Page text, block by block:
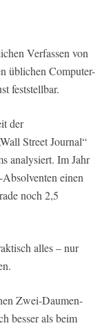
Verfassen von
üblichen Computer-
feststellbar.
der
Street Journal“
analysiert. Im Jahr
einen
noch 2,5
alles – nur
Zwei-Daumen-
besser als beim